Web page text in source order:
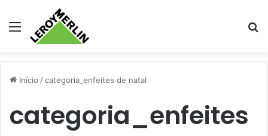
Menu
Início /categoria_enfeites de natal
categoria_enfeites